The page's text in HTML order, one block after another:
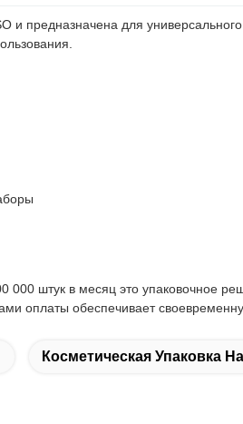
и предназначена для
штук в месяц это упаковочное
оплаты обеспечивает
Косметическая Упаковка